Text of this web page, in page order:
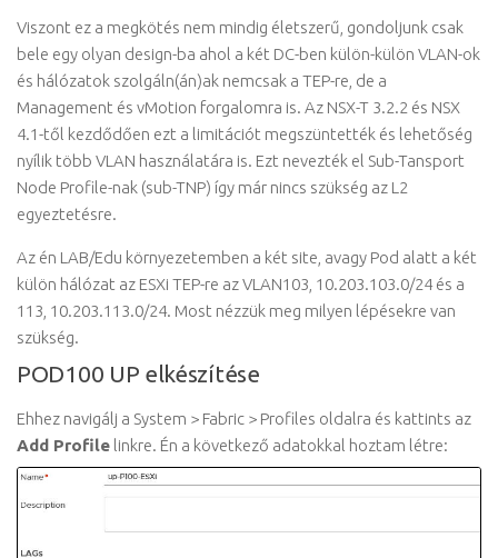
Viszont ez a megkötés nem mindig életszerű, gondoljunk csak
bele egy olyan design-ba ahol a két DC-ben külön-külön VLAN-ok
és hálózatok szolgáln(án)ak nemcsak a TEP-re, de a
Management és vMotion forgalomra is. Az NSX-T 3.2.2 és NSX
4.1-től kezdődően ezt a limitációt megszüntették és lehetőség
nyílik több VLAN használatára is. Ezt nevezték el Sub-Tansport
Node Profile-nak (sub-TNP) így már nincs szükség az L2
egyeztetésre.
Az én LAB/Edu környezetemben a két site, avagy Pod alatt a két
külön hálózat az ESXi TEP-re az VLAN103, 10.203.103.0/24 és a
113, 10.203.113.0/24. Most nézzük meg milyen lépésekre van
szükség.
POD100 UP elkészítése
Ehhez navigálj a System > Fabric > Profiles oldalra és kattints az
Add Profile linkre. Én a következő adatokkal hoztam létre: